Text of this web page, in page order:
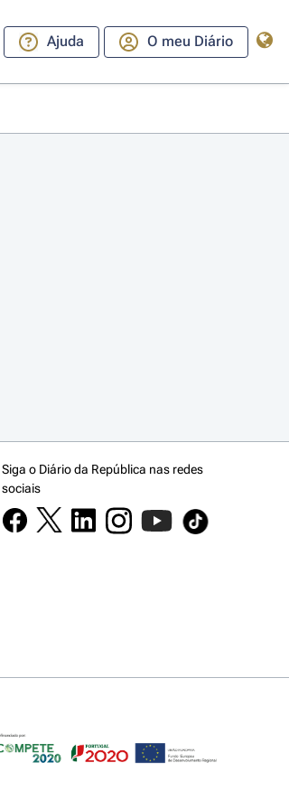
Ajuda O meu Diário
Siga o Diário da República nas redes
sociais